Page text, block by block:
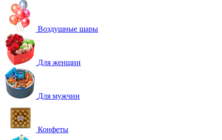
Воздушные шары
Для женщин
Для мужчин
Конфеты